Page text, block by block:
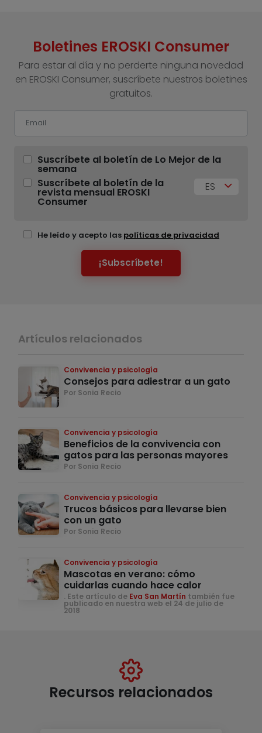
Boletines EROSKI Consumer
Para estar al día y no perderte ninguna novedad
en EROSKI Consumer, suscríbete nuestros boletines
gratuitos.
Suscríbete al boletín de Lo Mejor de la
semana
Suscríbete al boletín de la
revista mensual EROSKI
Consumer
ES
He leído y acepto las políticas de privacidad
¡Subscríbete!
Artículos relacionados
Convivencia y psicología
Consejos para adiestrar a un gato
Por Sonia Recio
Convivencia y psicología
Beneficios de la convivencia con
gatos para las personas mayores
Por Sonia Recio
Convivencia y psicología
Trucos básicos para llevarse bien
con un gato
Por Sonia Recio
Convivencia y psicología
Mascotas en verano: cómo
cuidarlas cuando hace calor
. Este artículo de Eva San Martín también fue
publicado en nuestra web el 24 de julio de
2018
Recursos relacionados